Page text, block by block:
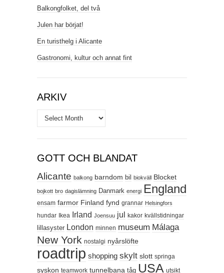
Balkongfolket, del två
Julen har börjat!
En turisthelg i Alicante
Gastronomi, kultur och annat fint
ARKIV
Arkiv
GOTT OCH BLANDAT
Alicante balkong barndom bil biokväll Blocket
bojkott bro dagislämning Danmark energi England
ensam farmor Finland fynd grannar Helsingfors
hundar Ikea Irland Joensuu jul kakor kvällstidningar
lillasyster London minnen museum Málaga
New York nostalgi nyårslöfte
roadtrip shopping skylt slott springa
syskon teamwork tunnelbana tåg USA utsikt